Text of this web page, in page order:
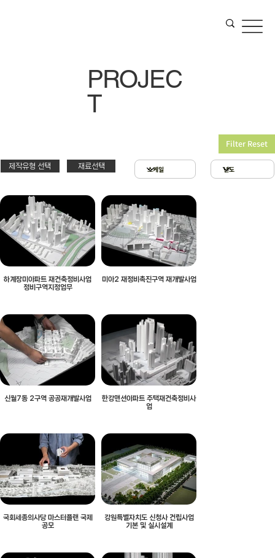
제작유형 선택 재료선택
Filter Reset
하계장미아파트 재건축정비사업
정비구역지정업무
미아2 재정비촉진구역 재개발사업
신월7동 2구역 공공재개발사업
한강맨션아파트 주택재건축정비사
업
국회세종의사당 마스터플랜 국제
공모
강원특별자치도 신청사 건립사업
기본 및 실시설계
스치로폴 & 우드락
아크릴 & 3D 프린팅
확대모형
제작유형선택
PT
제출
현상
PROJEC
T